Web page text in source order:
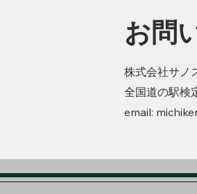
お問
株式会社サノ
全国道の駅検
email: